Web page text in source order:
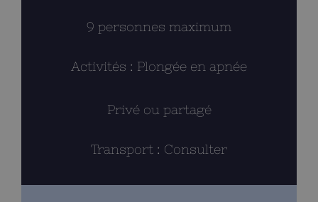
9 personnes maximum
Activités : Plongée en apnée
Privé ou partagé
Transport : Consulter